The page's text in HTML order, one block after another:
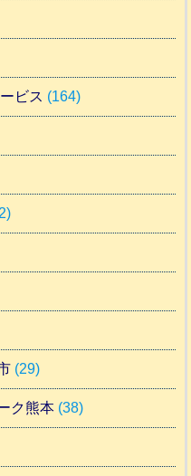
ビス (164)
(29)
ク熊本 (38)